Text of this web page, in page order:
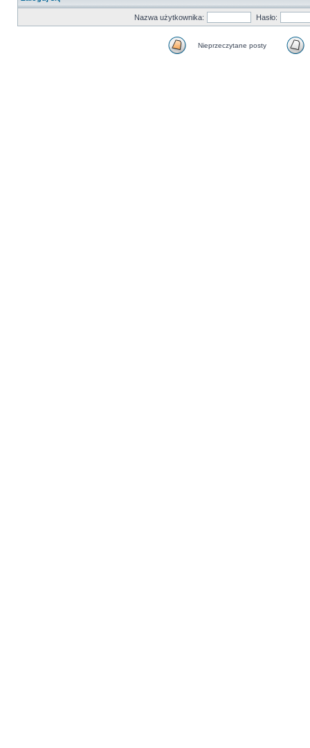
Nazwa użytkownika: Hasło:
Nieprzeczytane posty